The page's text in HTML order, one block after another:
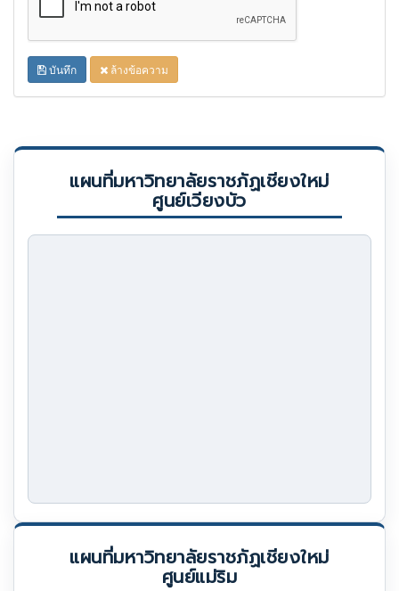
บันทึก ล้างข้อความ
แผนที่มหาวิทยาลัยราชภัฏเชียงใหม่
ศูนย์เวียงบัว
แผนที่มหาวิทยาลัยราชภัฏเชียงใหม่
ศูนย์แม่ริม